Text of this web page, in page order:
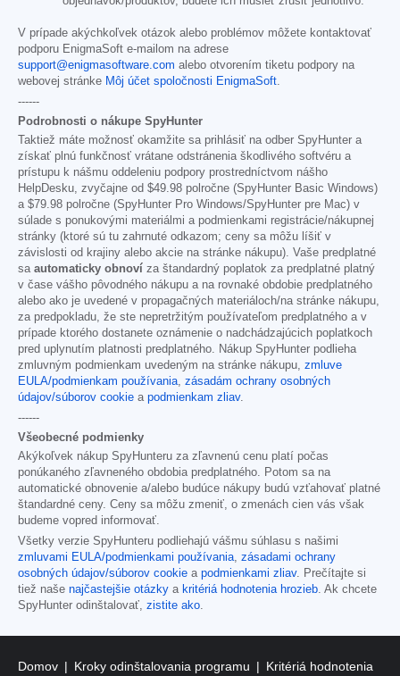
V prípade akýchkoľvek otázok alebo problémov môžete kontaktovať
podporu EnigmaSoft e-mailom na adrese
support@enigmasoftware.com alebo otvorením tiketu podpory na
webovej stránke Môj účet spoločnosti EnigmaSoft.
------
Podrobnosti o nákupe SpyHunter
Taktiež máte možnosť okamžite sa prihlásiť na odber SpyHunter a
získať plnú funkčnosť vrátane odstránenia škodlivého softvéru a
prístupu k nášmu oddeleniu podpory prostredníctvom nášho
HelpDesku, zvyčajne od $49.98 polročne (SpyHunter Basic Windows)
a $79.98 polročne (SpyHunter Pro Windows/SpyHunter pre Mac) v
súlade s ponukovými materiálmi a podmienkami registrácie/nákupnej
stránky (ktoré sú tu zahrnuté odkazom; ceny sa môžu líšiť v
závislosti od krajiny alebo akcie na stránke nákupu). Vaše predplatné
sa automaticky obnoví za štandardný poplatok za predplatné platný
v čase vášho pôvodného nákupu a na rovnaké obdobie predplatného
alebo ako je uvedené v propagačných materiáloch/na stránke nákupu,
za predpokladu, že ste nepretržitým používateľom predplatného a v
prípade ktorého dostanete oznámenie o nadchádzajúcich poplatkoch
pred uplynutím platnosti predplatného. Nákup SpyHunter podlieha
zmluvným podmienkam uvedeným na stránke nákupu, zmluve
EULA/podmienkam používania, zásadám ochrany osobných
údajov/súborov cookie a podmienkam zliav.
------
Všeobecné podmienky
Akýkoľvek nákup SpyHunteru za zľavnenú cenu platí počas
ponúkaného zľavneného obdobia predplatného. Potom sa na
automatické obnovenie a/alebo budúce nákupy budú vzťahovať platné
štandardné ceny. Ceny sa môžu zmeniť, o zmenách cien vás však
budeme vopred informovať.
Všetky verzie SpyHunteru podliehajú vášmu súhlasu s našimi
zmluvami EULA/podmienkami používania, zásadami ochrany
osobných údajov/súborov cookie a podmienkami zliav. Prečítajte si
tiež naše najčastejšie otázky a kritériá hodnotenia hrozieb. Ak chcete
SpyHunter odinštalovať, zistite ako.
Domov Kroky odinštalovania programu Kritériá hodnotenia